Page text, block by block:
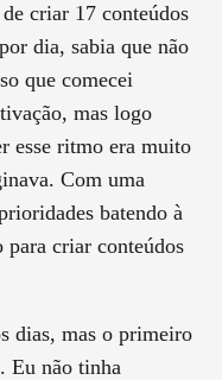
criar 17 conteúdos
dia, sabia que não
que comecei
mas logo
esse ritmo era muito
Com uma
batendo à
criar conteúdos
dias, mas o primeiro
Eu não tinha